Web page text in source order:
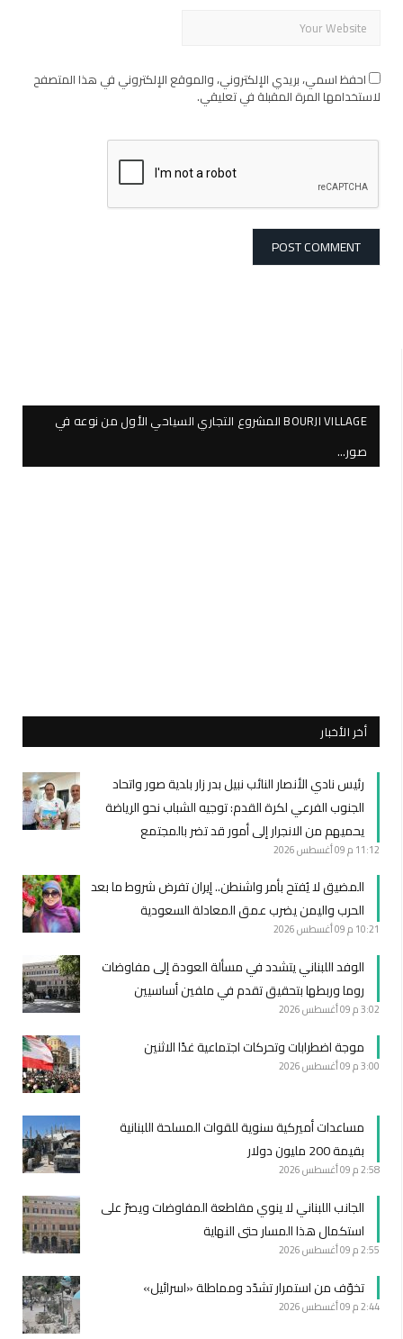
احفظ اسمي، بريدي الإلكتروني، والموقع الإلكتروني في هذا المتصفح
لاستخدامها المرة المقبلة في تعليقي.
BOURJI VILLAGE المشروع التجاري السياحي الأول من نوعه في
صور…
أخر الأخبار
رئيس نادي الأنصار النائب نبيل بدر زار بلدية صور واتحاد
الجنوب الفرعي لكرة القدم: توجيه الشباب نحو الرياضة
يحميهم من الانجرار إلى أمور قد تضر بالمجتمع
11:12 م 09 أغسطس 2026
المضيق لا يُفتح بأمر واشنطن.. إيران تفرض شروط ما بعد
الحرب واليمن يضرب عمق المعادلة السعودية
10:21 م 09 أغسطس 2026
الوفد اللبناني يتشدد في مسألة العودة إلى مفاوضات
روما وربطها بتحقيق تقدم في ملفين أساسيين
3:02 م 09 أغسطس 2026
موجة اضطرابات وتحركات اجتماعية غدًا الاثنين
3:00 م 09 أغسطس 2026
مساعدات أميركية سنوية للقوات المسلحة اللبنانية
بقيمة 200 مليون دولار
2:58 م 09 أغسطس 2026
الجانب اللبناني لا ينوي مقاطعة المفاوضات ويصرّ على
استكمال هذا المسار حتى النهاية
2:55 م 09 أغسطس 2026
تخوّف من استمرار تشدّد ومماطلة «اسرائيل»
2:44 م 09 أغسطس 2026